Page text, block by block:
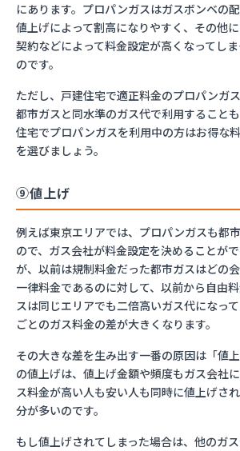
にあります。プロパンガスはガスボンベの
値上げによって割高になりやすく、その他
契約などによって料金設定が高くなってし
のです。
ただし、戸建住宅で適正料金のプロパンガ
都市ガスと同水準のガス代で利用すること
住宅でプロパンガスを利用中の方はお得な
を選びましょう。
⑨値上げ
例えば東京エリアでは、プロパンガスも都
ので、ガス会社が料金設定を決めることが
が、以前は規制料金だった都市ガスはどの
一律料金であるのに対して、以前から自由
スは同じエリアでも二倍高いガス代になっ
ごとのガス料金の差が大きくなります。
その大きな差を生み出す一番の原因は「値
の値上げは、値上げ金額や頻度もガス会社
ス料金が高い人も安い人も同時に値上げさ
分が多いのです。
もし値上げされてしまった場合は、他のガ